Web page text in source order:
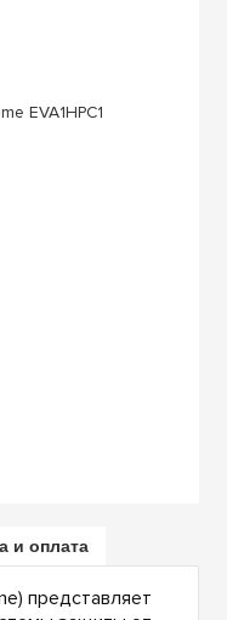
и оплата
представляет